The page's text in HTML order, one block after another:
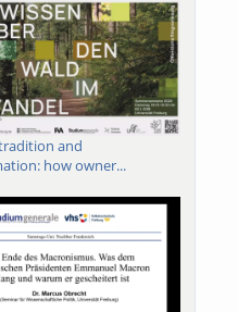
and
how owner...